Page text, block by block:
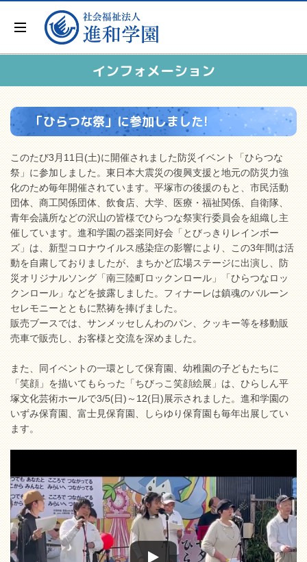
インフォメーション
「ひらつな祭」に参加しました!
このたび3月11日(土)に開催されました防災イベント「ひらつな
祭」に参加しました。東日本大震災の復興支援と地元の防災力強
化のため毎年開催されています。平塚市の後援のもと、市民活動
団体、商工関係団体、飲食店、大学、医療・福祉関係、自衛隊、
青年会議所などの沢山の皆様でひらつな祭実行委員会を組織し主
催しています。進和学園の器楽同好会「とびっきりレインボー
ズ」は、新型コロナウイルス感染症の影響により、この3年間は活
動を自粛しておりましたが、まちかど広場ステージに出演し、防
災オリジナルソング「南三陸町ロックンロール」「ひらつなロッ
クンロール」などを披露しました。フィナーレは鎮魂のバルーン
セレモニーとともに黙祷を捧げました。
販売ブースでは、サンメッセしんわのパン、クッキー等を移動販
売車で販売し、お客様と交流を深めました。
また、同イベントの一環として保育園、幼稚園の子どもたちに
「笑顔」を描いてもらった「ちびっこ笑顔絵展」は、ひらしん平
塚文化芸術ホールで3/5(日)～12(日)展示されました。進和学園の
いずみ保育園、富士見保育園、しらゆり保育園も毎年出展してい
ます。